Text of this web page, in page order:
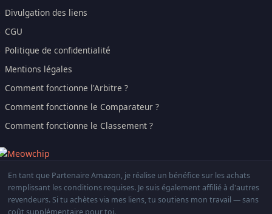
Divulgation des liens
CGU
Politique de confidentialité
Mentions légales
Comment fonctionne l'Arbitre ?
Comment fonctionne le Comparateur ?
Comment fonctionne le Classement ?
En tant que Partenaire Amazon, je réalise un bénéfice sur les achats
remplissant les conditions requises. Je suis également affilié à d'autres
revendeurs. Si tu achètes via mes liens, tu soutiens mon travail — sans
coût supplémentaire pour toi.